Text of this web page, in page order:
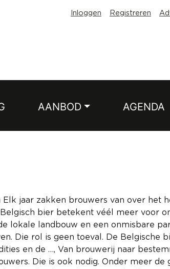
Inloggen Registreren
AANBOD AGENDA
jaar zakken brouwers van over het
bier betekent véél meer voor
lokale landbouw en een onmisbare
Die rol is geen toeval. De Belgische
en de …, Van brouwerij naar
Die is ook nodig. Onder meer